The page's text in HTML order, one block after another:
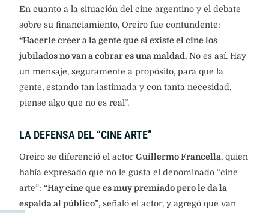
En cuanto a la situación del cine argentino y el debate
sobre su financiamiento, Oreiro fue contundente:
“Hacerle creer a la gente que si existe el cine los
jubilados no van a cobrar es una maldad. No es así. Hay
un mensaje, seguramente a propósito, para que la
gente, estando tan lastimada y con tanta necesidad,
piense algo que no es real”.
LA DEFENSA DEL “CINE ARTE”
Oreiro se diferenció el actorGuillermo Francella, quien
había expresado que no le gusta el denominado “cine
arte”: “Hay cine que es muy premiado pero le da la
espalda al público”, señaló el actor, y agregó que van